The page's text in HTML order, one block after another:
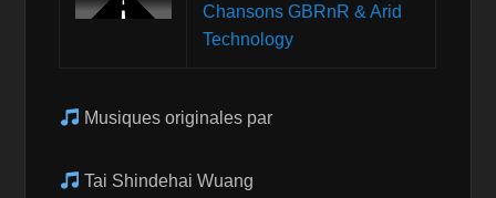
Chansons GBRnR & Arid
Technology
Musiques originales par
Tai Shindehai Wuang